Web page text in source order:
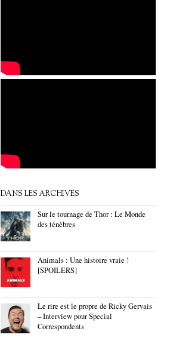
DANS LES ARCHIVES
Sur le tournage de Thor : Le Monde
des ténèbres
Animals : Une histoire vraie !
[SPOILERS]
Le rire est le propre de Ricky Gervais
– Interview pour Special
Correspondents